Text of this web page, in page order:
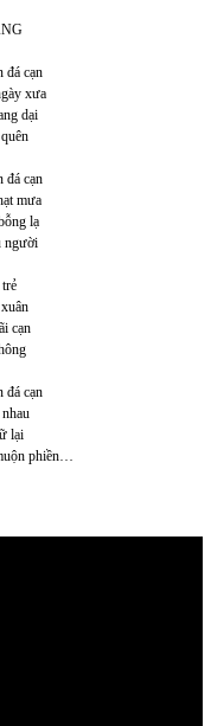
đá cạn
xưa
dại
đá cạn
mưa
lạ
người
cạn
đá cạn
lại
phiền…